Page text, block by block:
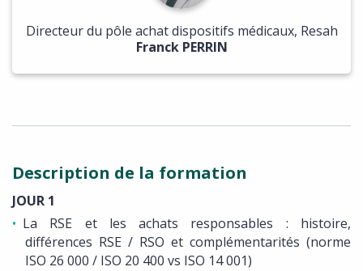
Directeur du pôle achat dispositifs médicaux, Resah
Franck PERRIN
Description de la formation
JOUR 1
La RSE et les achats responsables : histoire,
différences RSE / RSO et complémentarités (norme
ISO 26 000 / ISO 20 400 vs ISO 14 001)